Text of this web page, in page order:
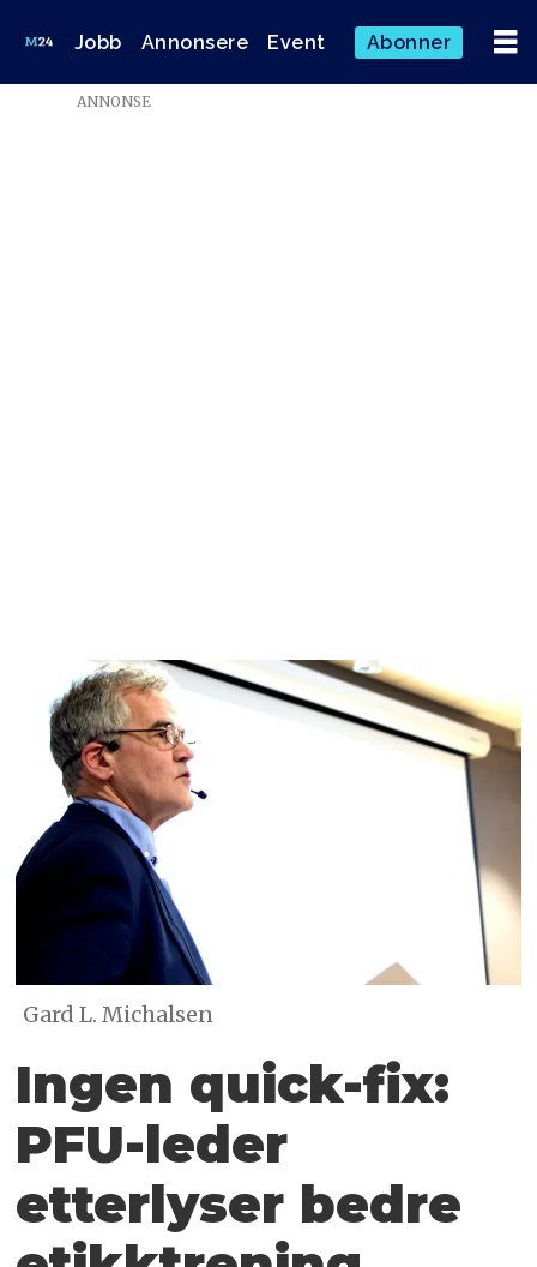
Jobb Annonsere Event Abonner
ANNONSE
Gard L. Michalsen
Ingen quick-fix:
PFU-leder
etterlyser bedre